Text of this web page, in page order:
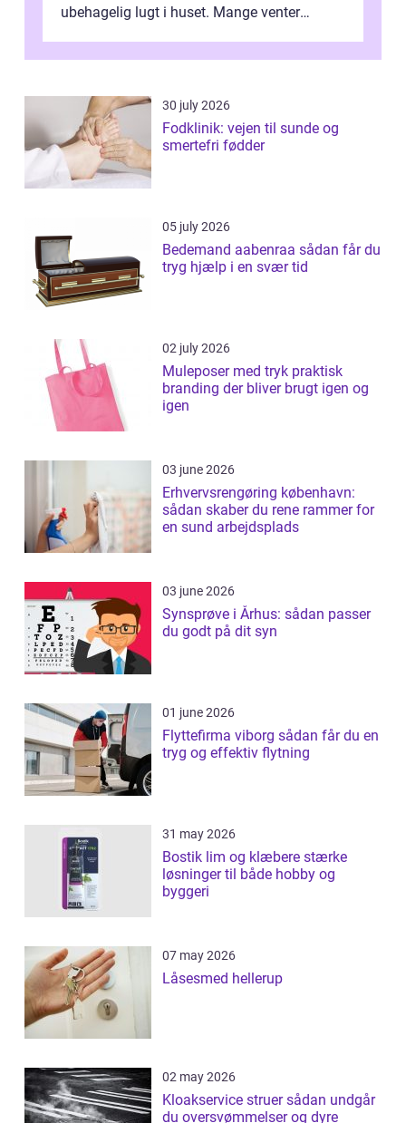
ubehagelig lugt i huset. Mange venter
30 july 2026
Fodklinik: vejen til sunde og
smertefri fødder
05 july 2026
Bedemand aabenraa sådan får du
tryg hjælp i en svær tid
02 july 2026
Muleposer med tryk praktisk
branding der bliver brugt igen og
igen
03 june 2026
Erhvervsrengøring københavn:
sådan skaber du rene rammer for
en sund arbejdsplads
03 june 2026
Synsprøve i Århus: sådan passer
du godt på dit syn
01 june 2026
Flyttefirma viborg sådan får du en
tryg og effektiv flytning
31 may 2026
Bostik lim og klæbere stærke
løsninger til både hobby og
byggeri
07 may 2026
Låsesmed hellerup
02 may 2026
Kloakservice struer sådan undgår
du oversvømmelser og dyre